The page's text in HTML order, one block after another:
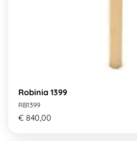
Robinia 1399
RB1399
€ 840,00